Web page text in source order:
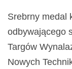
Srebrny medal
odbywającego
Targów
Nowych